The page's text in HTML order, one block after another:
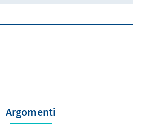
Argomenti